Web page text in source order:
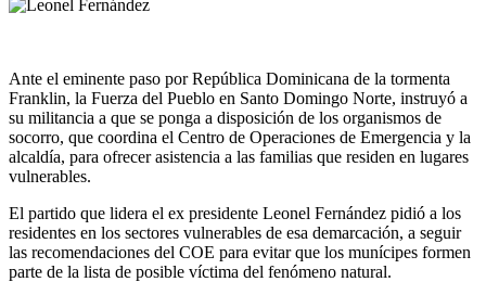
Ante el eminente paso por República Dominicana de la tormenta
Franklin, la Fuerza del Pueblo en Santo Domingo Norte, instruyó a
su militancia a que se ponga a disposición de los organismos de
socorro, que coordina el Centro de Operaciones de Emergencia y la
alcaldía, para ofrecer asistencia a las familias que residen en lugares
vulnerables.
El partido que lidera el ex presidente Leonel Fernández pidió a los
residentes en los sectores vulnerables de esa demarcación, a seguir
las recomendaciones del COE para evitar que los munícipes formen
parte de la lista de posible víctima del fenómeno natural.